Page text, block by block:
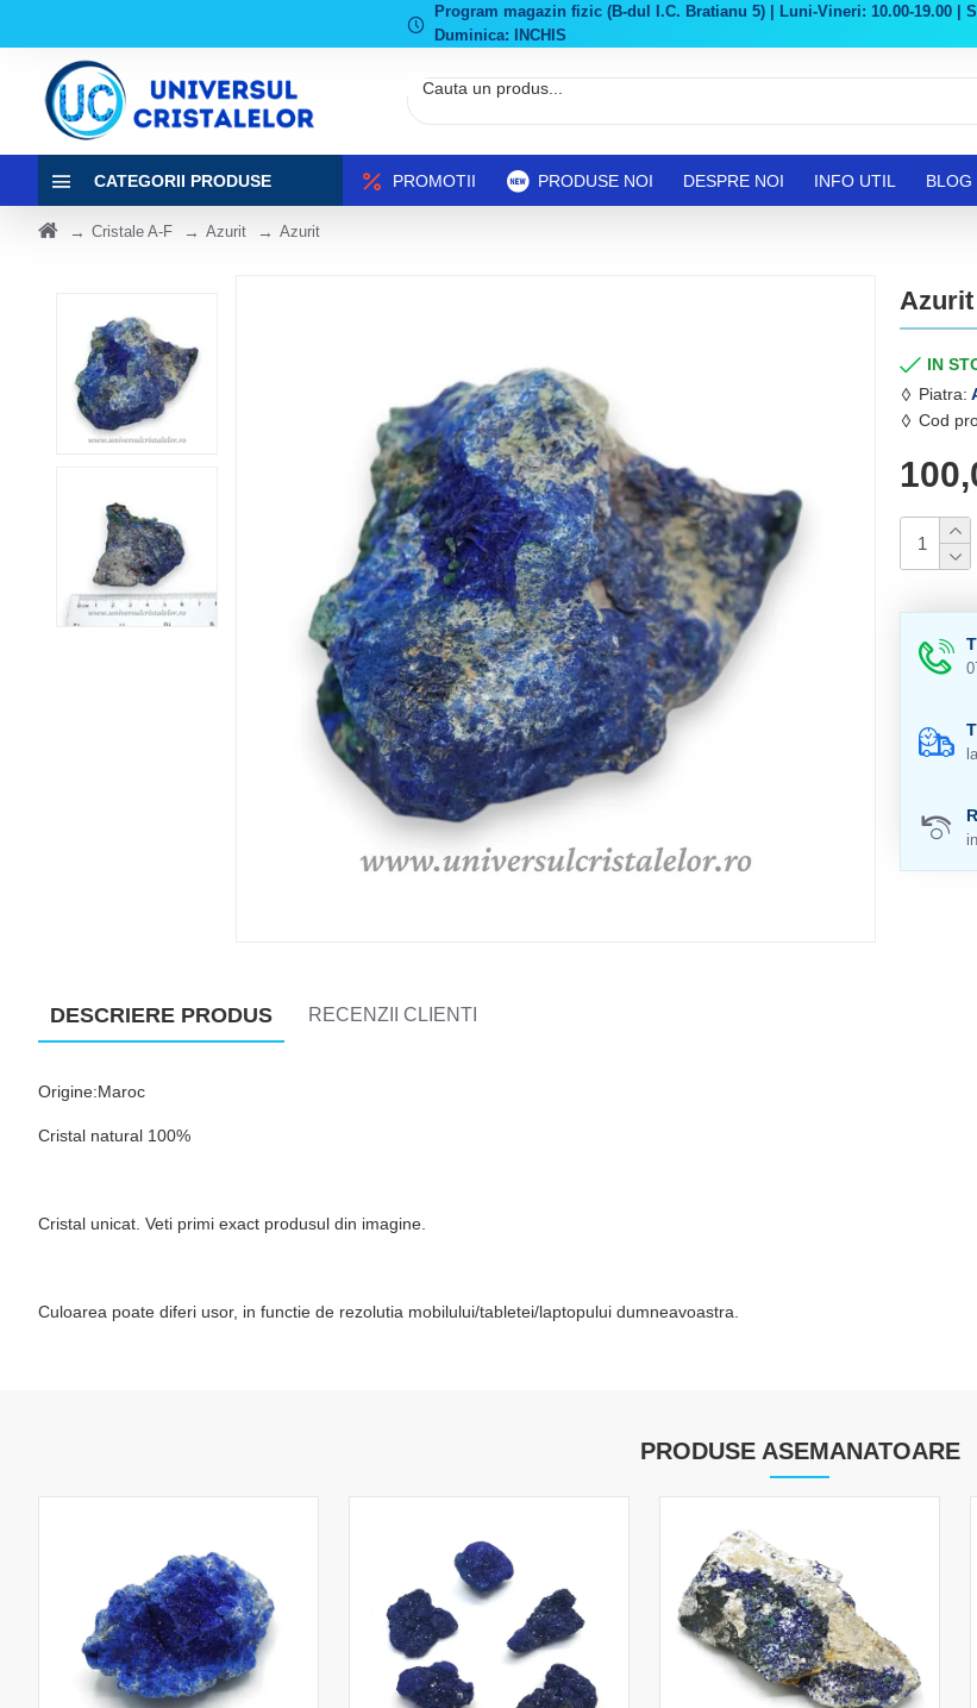
Program magazin fizic (B-dul I.C. Bratianu 5) | Luni-Vineri: 10.00-19.00 |
Duminica: INCHIS
CATEGORII PRODUSE PROMOTII PRODUSE NOI DESPRE NOI INFO UTIL BLOG
Cristale A-F Azurit Azurit
Azurit
IN
Piatra:
Cod
DESCRIERE PRODUS RECENZII CLIENTI
Origine:Maroc
Cristal natural 100%
Cristal unicat. Veti primi exact produsul din imagine.
Culoarea poate diferi usor, in functie de rezolutia mobilului/tabletei/laptopului dumneavoastra.
PRODUSE ASEMANATOARE